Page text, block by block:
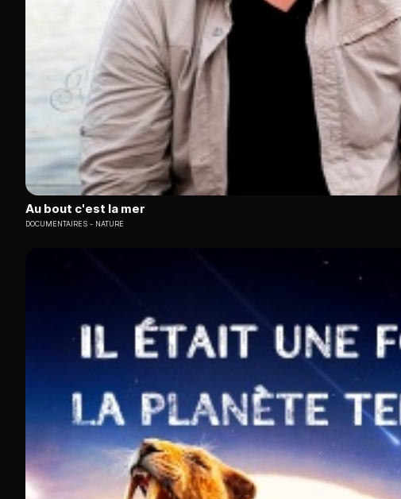
Au bout c'est la mer
DOCUMENTAIRES NATURE